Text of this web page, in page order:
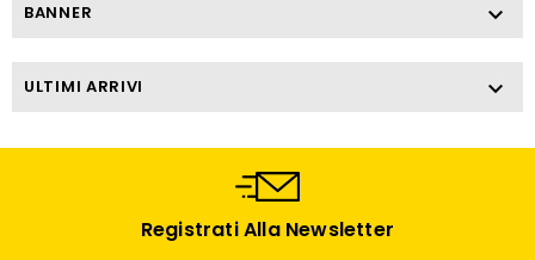
BANNER 
ULTIMI ARRIVI 
Registrati Alla Newsletter